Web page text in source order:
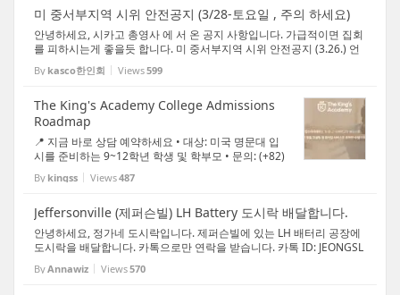
미 중서부지역 시위 안전공지 (3/28-토요일 , 주의 하세요)
안녕하세요, 시카고 총영사 에 서 온 공지 사항입니다. 가급적이면 집회
를 피하시는게 좋을듯 합니다. 미 중서부지역 시위 안전공지 (3.26.) 언
론 보도에 따르면, 2026년 3월 28일 미국 전역에서 "No Kings Day" 시
위가 예정되어 있으며, 중서부 지역 주요 도...
By kasco한인회 Views599
The King's Academy College Admissions
Roadmap
📍 지금 바로 상담 예약하세요 • 대상: 미국 명문대 입
시를 준비하는 9~12학년 학생 및 학부모 • 문의: (+82)
2 - 6953 - 0988 +1 번호 남겨주시면 +1 번호로 상담
가능합니다. Official Website: http://www.kingsacad
By kingss Views487
Jeffersonville (제퍼슨빌) LH Battery 도시락 배달합니다.
안녕하세요, 정가네 도시락입니다. 제퍼슨빌에 있는 LH 배터리 공장에
도시락을 배달합니다. 카톡으로만 연락을 받습니다. 카톡 ID: JEONGSL
ByAnnawiz Views570